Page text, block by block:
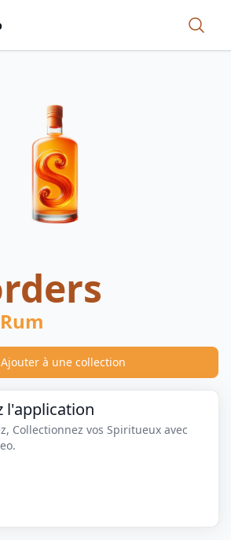
Ajouter à une collection
l'application
Collectionnez vos Spiritueux avec